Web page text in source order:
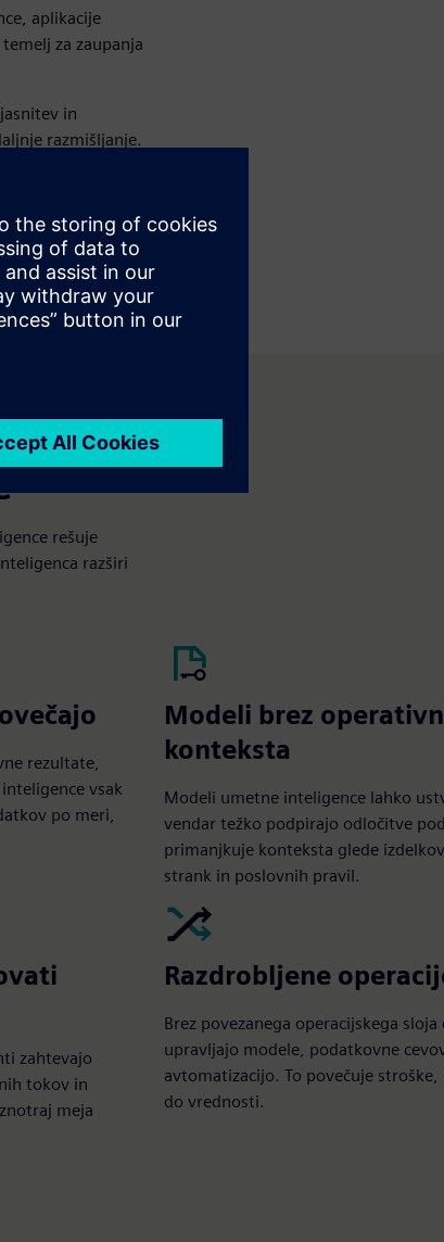
aplikacije
za zaupanja
in
razmišljanje.
avtomatizacijo v
z merljivimi
rešuje
razširi
rezultate,
vsak
po meri,
Modeli brez
konteksta
Modeli umetne inteligence lahko
vendar težko podpirajo odločitve
primanjkuje konteksta glede
strank in poslovnih pravil.
zahtevajo
tokov in
meja
Razdrobljene
Brez povezanega operacijskega sloja
upravljajo modele, podatkovne
avtomatizacijo. To povečuje
do vrednosti.